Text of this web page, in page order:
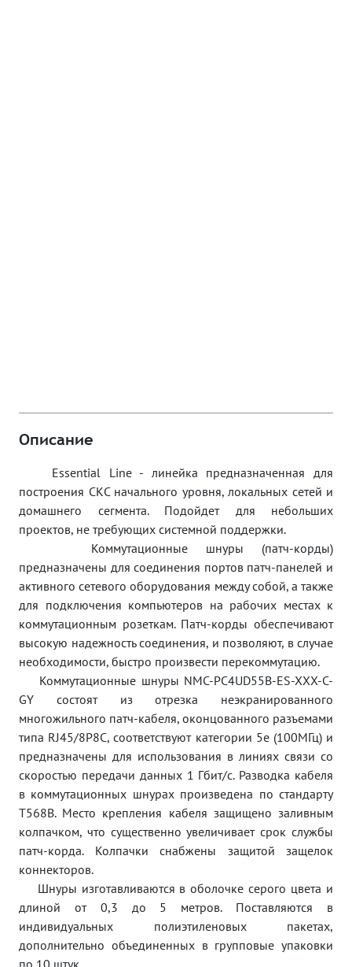
Описание
Essential Line - линейка предназначенная для
построения СКС начального уровня, локальных сетей и
домашнего сегмента. Подойдет для небольших
проектов, не требующих системной поддержки.
Коммутационные шнуры (патч-корды)
предназначены для соединения портов патч-панелей и
активного сетевого оборудования между собой, а также
для подключения компьютеров на рабочих местах к
коммутационным розеткам. Патч-корды обеспечивают
высокую надежность соединения, и позволяют, в случае
необходимости, быстро произвести перекоммутацию.
Коммутационные шнуры NMC-PC4UD55B-ES-XXX-C-
GY состоят из отрезка неэкранированного
многожильного патч-кабеля, оконцованного разъемами
типа RJ45/8P8C, соответствуют категории 5e (100МГц) и
предназначены для использования в линиях связи со
скоростью передачи данных 1 Гбит/с. Разводка кабеля
в коммутационных шнурах произведена по стандарту
T568B. Место крепления кабеля защищено заливным
колпачком, что существенно увеличивает срок службы
патч-корда. Колпачки снабжены защитой защелок
коннекторов.
Шнуры изготавливаются в оболочке серого цвета и
длиной от 0,3 до 5 метров. Поставляются в
индивидуальных полиэтиленовых пакетах,
дополнительно объединенных в групповые упаковки
по 10 штук.